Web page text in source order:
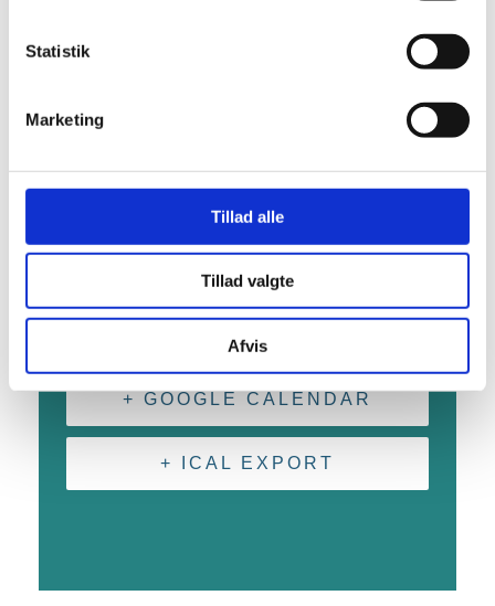
Statistik
Marketing
Tillad alle
Tillad valgte
Afvis
Begivenhed Kategori:
Koncert, musik og
Hjemmeside:
STED
Torvet i Gråsten
Gråsten, 6300 Danmark + Google Maps
+ GOOGLE CALENDAR
+ ICAL EXPORT